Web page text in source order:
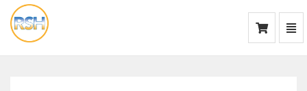
vai
alla